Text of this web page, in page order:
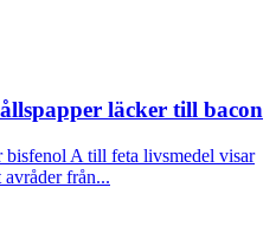
läcker till bacon
bisfenol A till feta livsmedel visar
från...